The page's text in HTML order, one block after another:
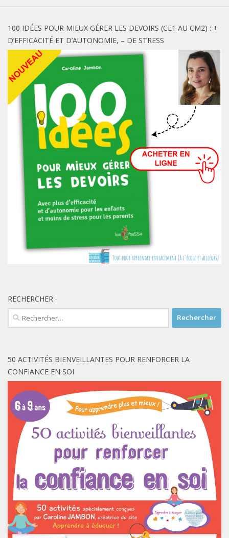
100 IDÉES POUR MIEUX GÉRER LES DEVOIRS (CE1 AU CM2) : +
D’EFFICACITÉ ET D’AUTONOMIE, – DE STRESS
RECHERCHER :
Rechercher :
50 ACTIVITÉS BIENVEILLANTES POUR RENFORCER LA
CONFIANCE EN SOI